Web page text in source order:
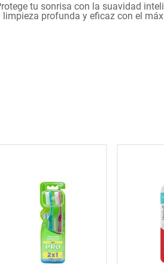
tu sonrisa con la suavidad
limpieza profunda y eficaz con el